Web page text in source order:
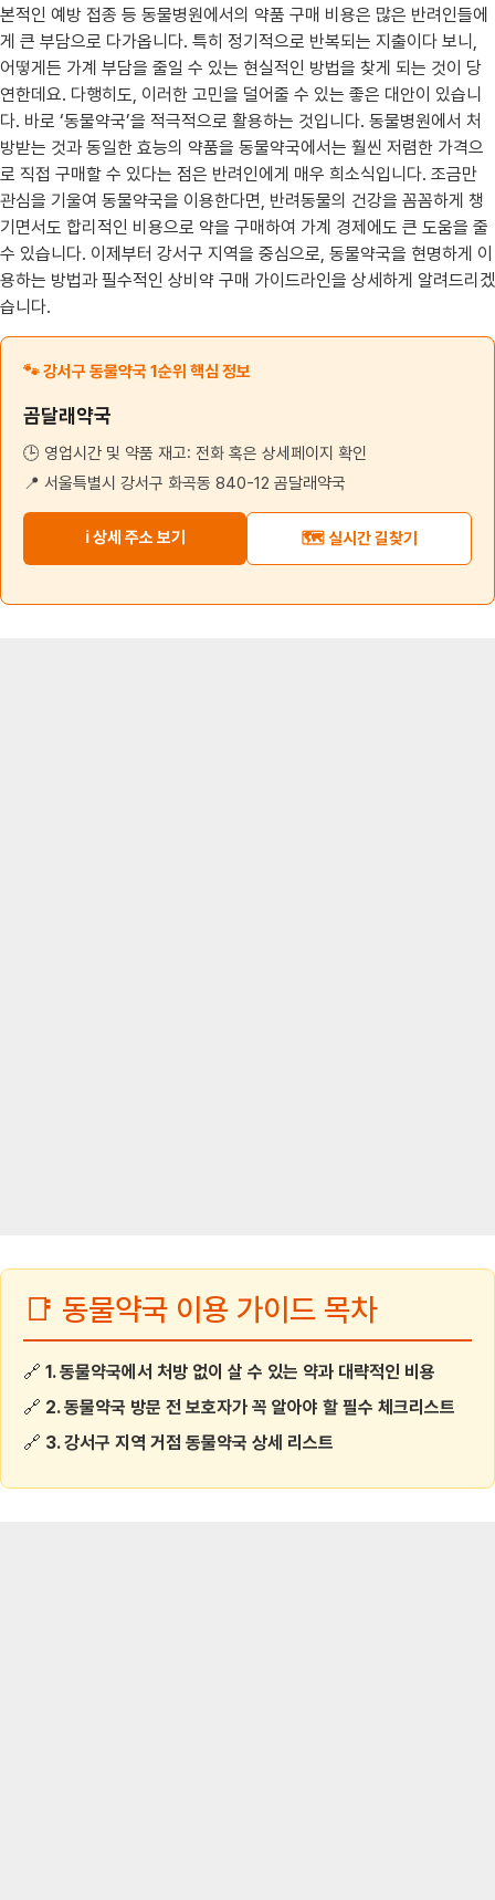
본적인 예방 접종 등 동물병원에서의 약품 구매 비용은 많은 반려인들에
게 큰 부담으로 다가옵니다. 특히 정기적으로 반복되는 지출이다 보니,
어떻게든 가계 부담을 줄일 수 있는 현실적인 방법을 찾게 되는 것이 당
연한데요. 다행히도, 이러한 고민을 덜어줄 수 있는 좋은 대안이 있습니
다. 바로 ‘동물약국’을 적극적으로 활용하는 것입니다. 동물병원에서 처
방받는 것과 동일한 효능의 약품을 동물약국에서는 훨씬 저렴한 가격으
로 직접 구매할 수 있다는 점은 반려인에게 매우 희소식입니다. 조금만
관심을 기울여 동물약국을 이용한다면, 반려동물의 건강을 꼼꼼하게 챙
기면서도 합리적인 비용으로 약을 구매하여 가계 경제에도 큰 도움을 줄
수 있습니다. 이제부터 강서구 지역을 중심으로, 동물약국을 현명하게 이
용하는 방법과 필수적인 상비약 구매 가이드라인을 상세하게 알려드리겠
습니다.
🐾 강서구 동물약국 1순위 핵심 정보
곰달래약국
🕒 영업시간 및 약품 재고: 전화 혹은 상세페이지 확인
📍 서울특별시 강서구 화곡동 840-12 곰달래약국
ℹ️ 상세 주소 보기 🗺️ 실시간 길찾기
📑 동물약국 이용 가이드 목차
🔗 1. 동물약국에서 처방 없이 살 수 있는 약과 대략적인 비용
🔗 2. 동물약국 방문 전 보호자가 꼭 알아야 할 필수 체크리스트
🔗 3. 강서구 지역 거점 동물약국 상세 리스트